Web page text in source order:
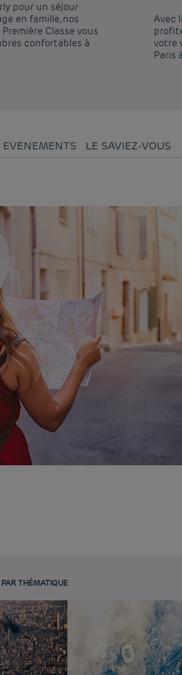
pour un séjour
en famille, nos
Classe vous
confortables à
Avec
votre
Paris
EVENEMENTS LE SAVIEZ-VOUS
THÉMATIQUE